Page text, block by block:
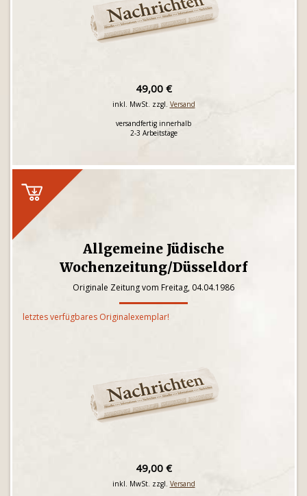
49,00 €
inkl. MwSt. zzgl. Versand
versandfertig innerhalb
2-3 Arbeitstage
Allgemeine Jüdische
Wochenzeitung/Düsseldorf
Originale Zeitung vom Freitag, 04.04.1986
letztes verfügbares Originalexemplar!
49,00 €
inkl. MwSt. zzgl. Versand